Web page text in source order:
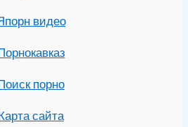
видео
порно
сайта